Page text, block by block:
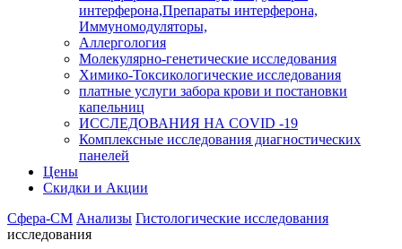
интерферона,Препараты интерферона,
Иммуномодуляторы,
Аллергология
Молекулярно-генетические исследования
Химико-Токсикологические исследования
платные услуги забора крови и постановки
капельниц
ИССЛЕДОВАНИЯ НА COVID -19
Комплексные исследования диагностических
панелей
Цены
Скидки и Акции
Сфера-СМ Анализы Гистологические исследования
исследования